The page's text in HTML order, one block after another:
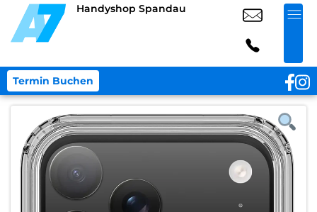
Handyshop Spandau
Termin Buchen